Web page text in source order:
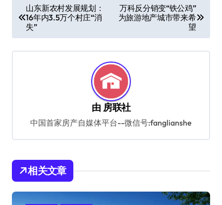
章
导
航
山东新农村发展规划：
16年内3.5万个村庄“消
失”
万科反分销变“铁公鸡”
为旅游地产城市带来希
望
由 房联社
中国首家房产自媒体平台--微信号:fanglianshe
相关文章